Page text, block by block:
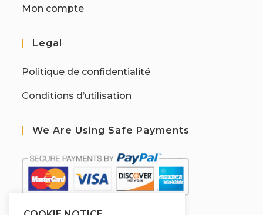
Mon compte
Legal
Politique de confidentialité
Conditions d’utilisation
We Are Using Safe Payments